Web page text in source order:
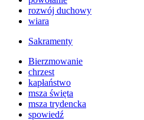
rozwój duchowy
wiara
Sakramenty
Bierzmowanie
chrzest
kapłaństwo
msza święta
msza trydencka
spowiedź